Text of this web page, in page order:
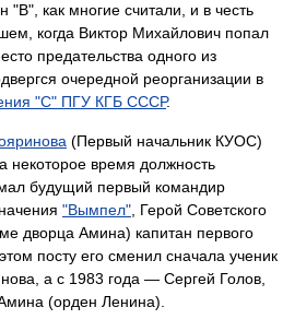
"В", как многие считали, и в честь
когда Виктор Михайлович попал
предательства одного из
очередной реорганизации в
"С" ПГУ КГБ СССР.
(Первый начальник КУОС)
некоторое время должность
будущий первый командир
"Вымпел" , Герой Советского
дворца Амина) капитан первого
посту его сменил сначала ученик
а с 1983 года — Сергей Голов,
(орден Ленина).